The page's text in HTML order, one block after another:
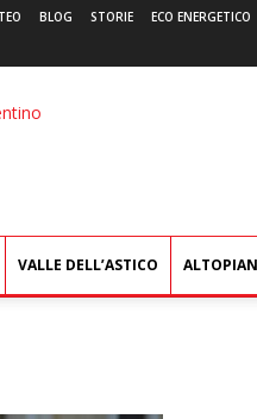
BLOG STORIE ECO ENERGETICO
VALLE DELL’ASTICO